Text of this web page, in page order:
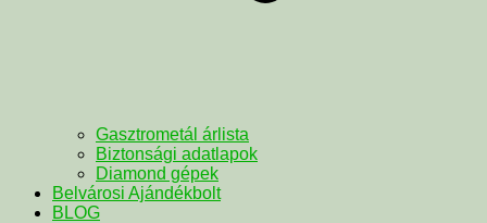
Gasztrometál árlista
Biztonsági adatlapok
Diamond gépek
Belvárosi Ajándékbolt
BLOG